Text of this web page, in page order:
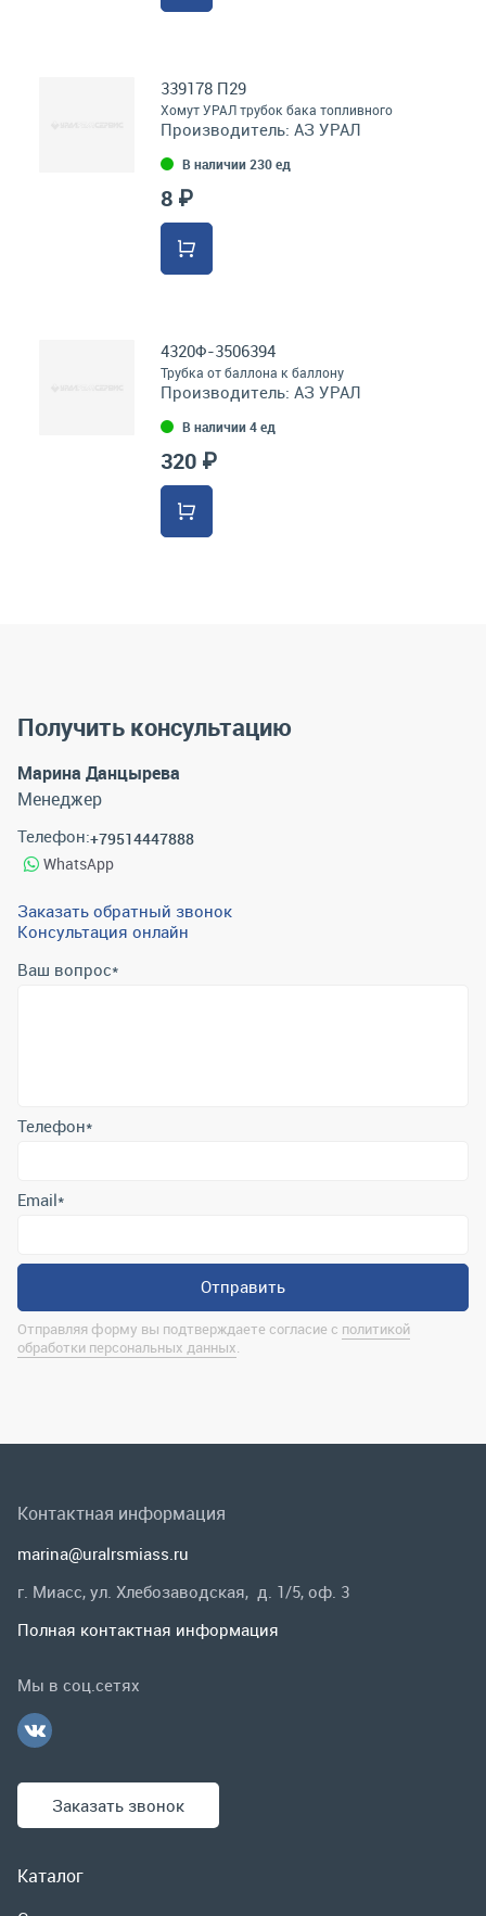
339178 П29
Хомут УРАЛ трубок бака топливного
Производитель: АЗ УРАЛ
В наличии 230 ед
8 ₽
4320Ф-3506394
Трубка от баллона к баллону
Производитель: АЗ УРАЛ
В наличии 4 ед
320 ₽
Получить консультацию
Марина Данцырева
Менеджер
Телефон:+79514447888
WhatsApp
Заказать обратный звонок
Консультация онлайн
Ваш вопрос*
Отправляя форму вы подтверждаете согласие с
Спецпредложения
Гарантии и возврат
Контактная информация
marina@uralrsmiass.ru
Заказать звонок